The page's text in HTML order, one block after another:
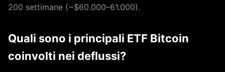
200 settimane (~$60.000–61.000).
Quali sono i principali ETF Bitcoin
coinvolti nei deflussi?